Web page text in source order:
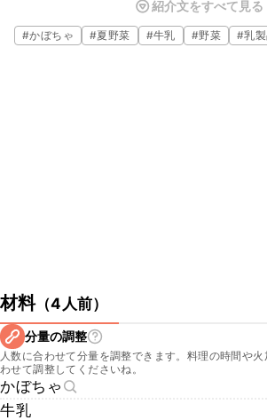
身体も心も温まります。洋食の付け合わせや
しくださいね。
紹介文をすべて見る
#かぼちゃ #夏野菜 #牛乳 #野菜 #乳
材料（4人前）
分量の調整
人数に合わせて分量を調整できます。料理の時間や
わせて調整してくださいね。
かぼちゃ
牛乳